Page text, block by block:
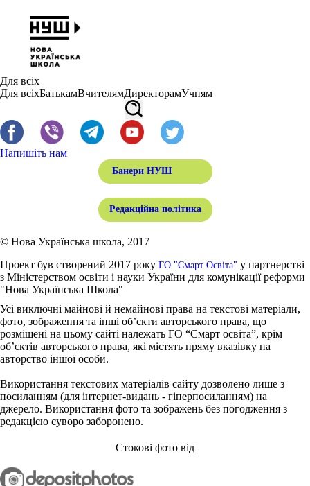
Для всіх
Для всіхБатькамВчителямДиректорамУчням
Напишіть нам
Банери НУШ
Редакційна політика
© Нова Українська школа, 2017
Проект був створений 2017 року ГО "Смарт Освіта" у партнерстві
з Міністерством освіти і науки України для комунікації реформи
"Нова Українська Школа"
Усі виключні майнові й немайнові права на текстові матеріали,
фото, зображення та інші об’єкти авторського права, що
розміщені на цьому сайті належать ГО “Смарт освіта”, крім
об’єктів авторського права, які містять пряму вказівку на
авторство іншої особи.
Використання текстових матеріалів сайту дозволено лише з
посиланням (для інтернет-видань - гіперпосиланням) на
джерело. Використання фото та зображень без погодження з
редакцією суворо заборонено.
Стокові фото від